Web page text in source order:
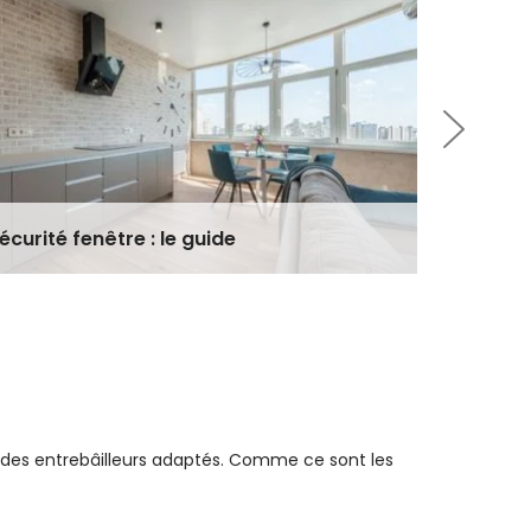
fenêtre : le guide
entrebâilleurs adaptés. Comme ce sont les